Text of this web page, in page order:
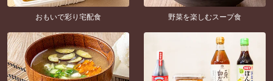
おもいで彩り宅配食 野菜を楽しむスープ食